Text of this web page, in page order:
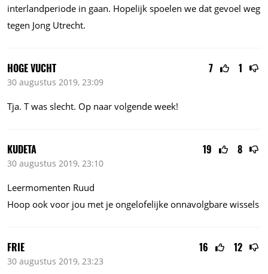
interlandperiode in gaan. Hopelijk spoelen we dat gevoel weg
tegen Jong Utrecht.
7 1
HOGE VUCHT
30 augustus 2019, 23:09
Tja. T was slecht. Op naar volgende week!
19 8
KUDETA
30 augustus 2019, 23:10
Leermomenten Ruud
Hoop ook voor jou met je ongelofelijke onnavolgbare wissels
16 12
FRIE
30 augustus 2019, 23:23